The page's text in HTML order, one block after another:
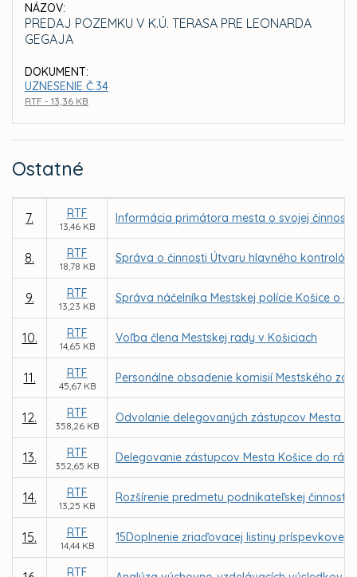
NÁZOV:
PREDAJ POZEMKU V K.Ú. TERASA PRE LEONARDA
GEGAJA
DOKUMENT:
UZNESENIE Č.34
RTF - 13,36 KB
Ostatné
7. RTF
13,46 KB
Informácia primátora mesta o svojej
8. RTF
18,78 KB
Správa o činnosti Útvaru hlavného kontrolóra
9. RTF
13,23 KB
Správa náčelníka Mestskej polície Košice o
10. RTF
14,65 KB
Voľba člena Mestskej rady v Košiciach
11. RTF
45,67 KB
Personálne obsadenie komisií Mestského
12. RTF
358,26 KB
Odvolanie delegovaných zástupcov Mesta
13. RTF
352,65 KB
Delegovanie zástupcov Mesta Košice do
14. RTF
13,25 KB
Rozšírenie predmetu podnikateľskej činnosti
15. RTF
14,44 KB
15Doplnenie zriaďovacej listiny príspevkovej
RTF